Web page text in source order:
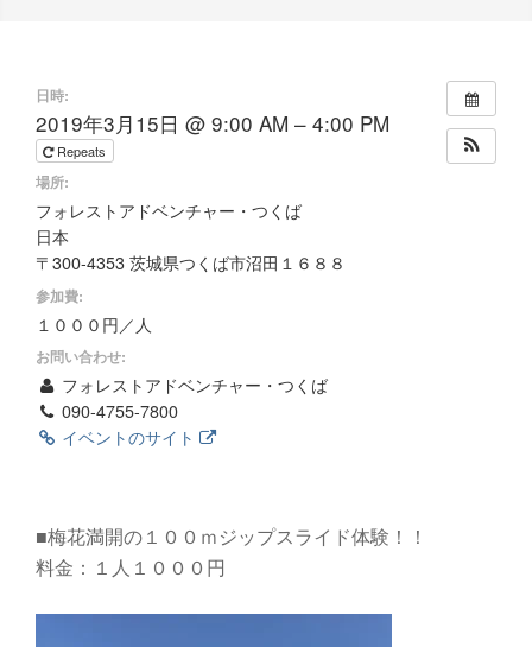
日時:
2019年3月15日 @ 9:00 AM – 4:00 PM
Repeats
場所:
フォレストアドベンチャー・つくば
日本
〒300-4353 茨城県つくば市沼田１６８８
参加費:
１０００円／人
お問い合わせ:
フォレストアドベンチャー・つくば
090-4755-7800
イベントのサイト
■梅花満開の１００ｍジップスライド体験！！
料金：１人１０００円